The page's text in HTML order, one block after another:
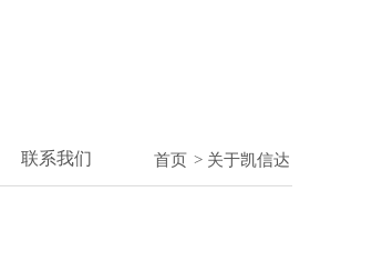
首页 > 关于凯信达
联系我们